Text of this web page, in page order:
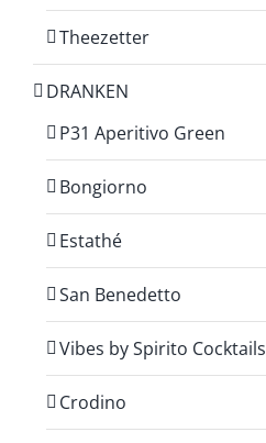
Theezetter
DRANKEN
P31 Aperitivo Green
Bongiorno
Estathé
San Benedetto
Vibes by Spirito Cocktails
Crodino